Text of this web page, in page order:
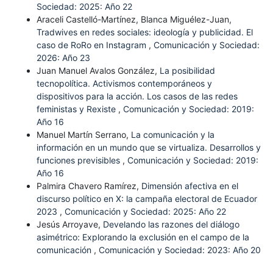
Sociedad: 2025: Año 22
Araceli Castelló-Martínez, Blanca Miguélez-Juan,
Tradwives en redes sociales: ideología y publicidad. El
caso de RoRo en Instagram , Comunicación y Sociedad:
2026: Año 23
Juan Manuel Avalos González, La posibilidad
tecnopolítica. Activismos contemporáneos y
dispositivos para la acción. Los casos de las redes
feministas y Rexiste , Comunicación y Sociedad: 2019:
Año 16
Manuel Martín Serrano, La comunicación y la
información en un mundo que se virtualiza. Desarrollos y
funciones previsibles , Comunicación y Sociedad: 2019:
Año 16
Palmira Chavero Ramírez, Dimensión afectiva en el
discurso político en X: la campaña electoral de Ecuador
2023 , Comunicación y Sociedad: 2025: Año 22
Jesús Arroyave, Develando las razones del diálogo
asimétrico: Explorando la exclusión en el campo de la
comunicación , Comunicación y Sociedad: 2023: Año 20